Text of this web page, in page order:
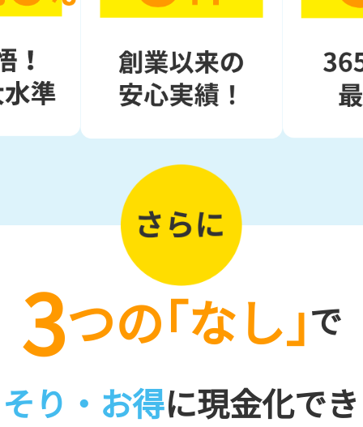
3つの「なし」
で
り・お得に現金化で